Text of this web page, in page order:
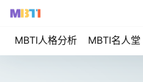
MBTI人格分析 MBTI名人堂